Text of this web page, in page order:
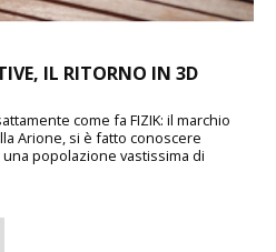
IL RITORNO IN 3D
come fa FIZIK: il marchio
Arione, si è fatto conoscere
popolazione vastissima di